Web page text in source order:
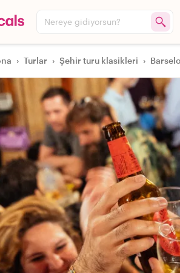
Nereye gidiyorsun?
› Turlar › Şehir turu klasikleri ›